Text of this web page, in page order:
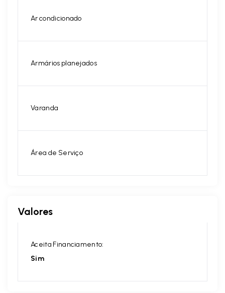
Ar condicionado
Armários planejados
Varanda
Área de Serviço
Valores
Aceita Financiamento:
Sim